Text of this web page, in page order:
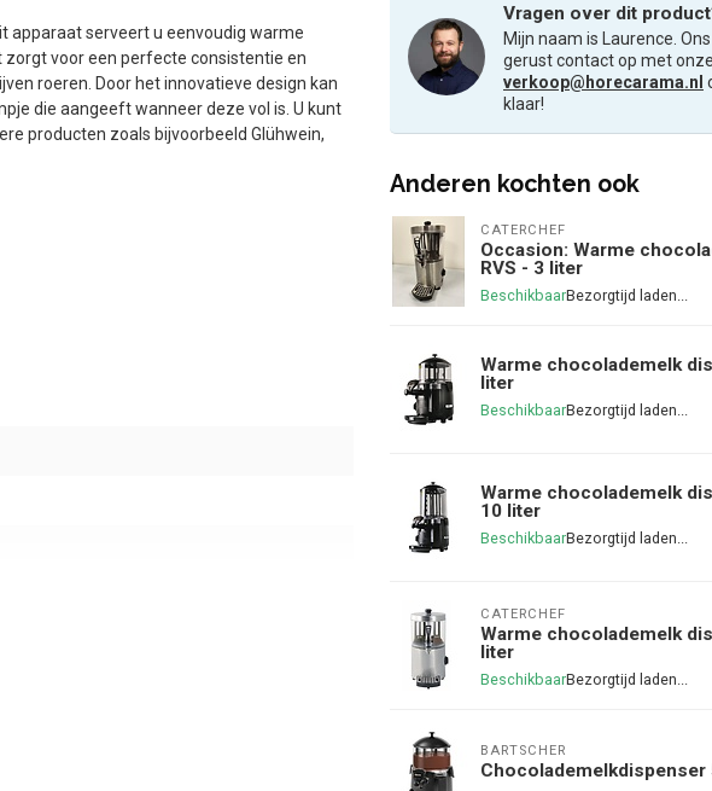
apparaat serveert u eenvoudig warme
voor een perfecte consistentie en
roeren. Door het innovatieve design kan
die aangeeft wanneer deze vol is. U kunt
producten zoals bijvoorbeeld Glühwein,
Vragen over dit
Mijn naam is Laurence.
gerust contact op met
verkoop@horecarama.nl
klaar!
Anderen kochten ook
CATERCHEF
Occasion: Warme
RVS - 3 liter
Beschikbaar
Warme chocolademelk
liter
Beschikbaar
Warme chocolademelk
10 liter
Beschikbaar
CATERCHEF
Warme chocolademelk
liter
Beschikbaar
BARTSCHER
Chocolademelkdispenser